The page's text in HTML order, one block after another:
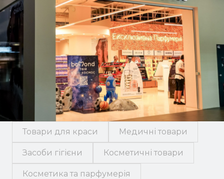
Товари для краси Медичні товари
Засоби гігієни Косметичні товари
Косметика та парфумерія